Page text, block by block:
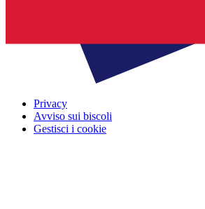
Privacy
Avviso sui biscoli
Gestisci i cookie